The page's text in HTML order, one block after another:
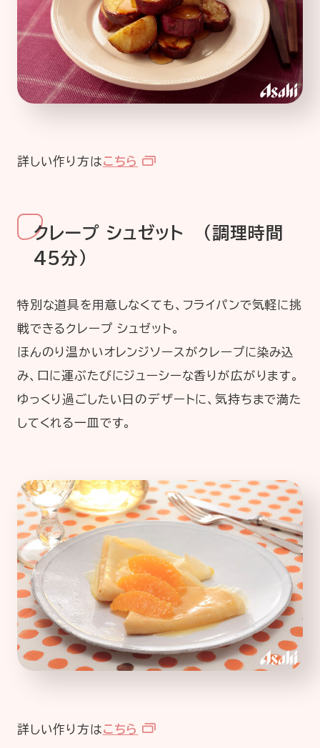
詳しい作り方はこちら
クレープ シュゼット （調理時間
45分）
特別な道具を用意しなくても、フライパンで気軽に挑
戦できるクレープ シュゼット。
ほんのり温かいオレンジソースがクレープに染み込
み、口に運ぶたびにジューシーな香りが広がります。
ゆっくり過ごしたい日のデザートに、気持ちまで満た
してくれる一皿です。
詳しい作り方はこちら